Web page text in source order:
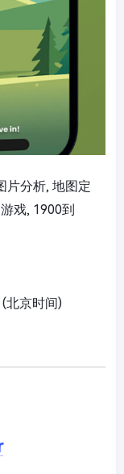
片分析, 地图定
戏, 1900到
北京时间)